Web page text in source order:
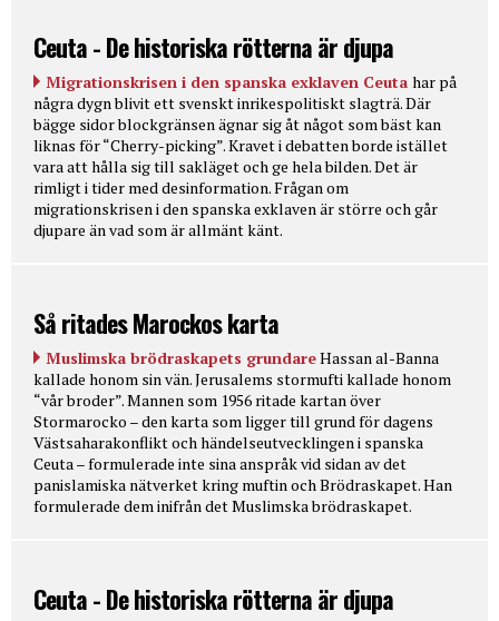
Ceuta - De historiska rötterna är djupa
Migrationskrisen i den spanska exklaven Ceuta har på
några dygn blivit ett svenskt inrikespolitiskt slagträ. Där
bägge sidor blockgränsen ägnar sig åt något som bäst kan
liknas för “Cherry-picking”. Kravet i debatten borde istället
vara att hålla sig till sakläget och ge hela bilden. Det är
rimligt i tider med desinformation. Frågan om
migrationskrisen i den spanska exklaven är större och går
djupare än vad som är allmänt känt.
Så ritades Marockos karta
Muslimska brödraskapets grundareHassan al-Banna
kallade honom sin vän. Jerusalems stormufti kallade honom
“vår broder”. Mannen som 1956 ritade kartan över
Stormarocko – den karta som ligger till grund för dagens
Västsaharakonflikt och händelseutvecklingen i spanska
Ceuta – formulerade inte sina anspråk vid sidan av det
panislamiska nätverket kring muftin och Brödraskapet. Han
formulerade dem inifrån det Muslimska brödraskapet.
Ceuta - De historiska rötterna är djupa